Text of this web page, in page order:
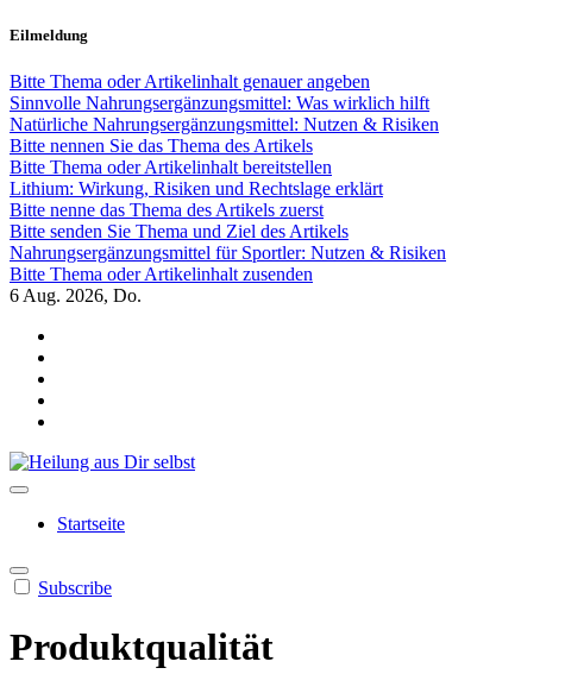
Zum
springen
Eilmeldung
Bitte Thema oder Artikelinhalt genauer angeben
Sinnvolle Nahrungsergänzungsmittel: Was wirklich hilft
Natürliche Nahrungsergänzungsmittel: Nutzen & Risiken
Bitte nennen Sie das Thema des Artikels
Bitte Thema oder Artikelinhalt bereitstellen
Lithium: Wirkung, Risiken und Rechtslage erklärt
Bitte nenne das Thema des Artikels zuerst
Bitte senden Sie Thema und Ziel des Artikels
Nahrungsergänzungsmittel für Sportler: Nutzen & Risiken
Bitte Thema oder Artikelinhalt zusenden
6 Aug. 2026, Do.
Startseite
Subscribe
Produktqualität